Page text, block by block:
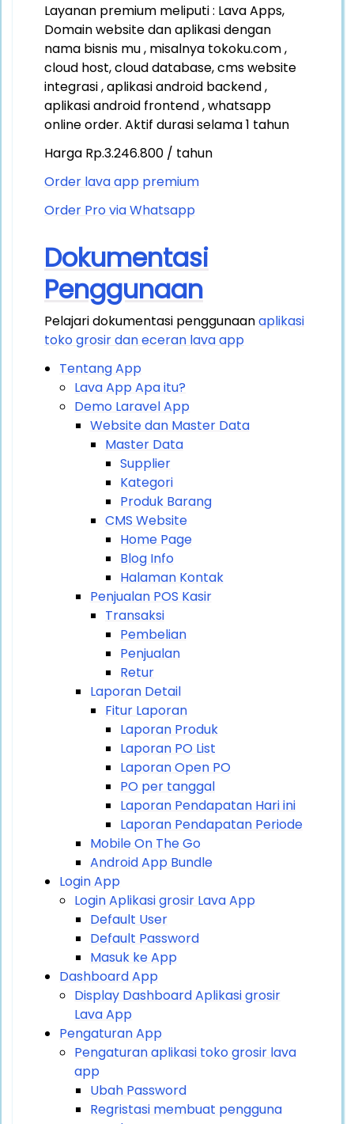
Layanan premium meliputi : Lava Apps,
Domain website dan aplikasi dengan
nama bisnis mu , misalnya tokoku.com ,
cloud host, cloud database, cms website
integrasi , aplikasi android backend ,
aplikasi android frontend , whatsapp
online order. Aktif durasi selama 1 tahun
Harga Rp.3.246.800 / tahun
Order lava app premium
Order Pro via Whatsapp
Dokumentasi
Penggunaan
Pelajari dokumentasi penggunaanaplikasi
toko grosir dan eceran lava app
Tentang App
Lava App Apa itu?
Demo Laravel App
Website dan Master Data
Master Data
Supplier
Kategori
Produk Barang
CMS Website
Home Page
Blog Info
Halaman Kontak
Penjualan POS Kasir
Transaksi
Pembelian
Penjualan
Retur
Laporan Detail
Fitur Laporan
Laporan Produk
Laporan PO List
Laporan Open PO
PO per tanggal
Laporan Pendapatan Hari ini
Laporan Pendapatan Periode
Mobile On The Go
Android App Bundle
Login App
Login Aplikasi grosir Lava App
Default User
Default Password
Masuk ke App
Dashboard App
Display Dashboard Aplikasi grosir
Lava App
Pengaturan App
Pengaturan aplikasi toko grosir lava
app
Ubah Password
Regristasi membuat pengguna